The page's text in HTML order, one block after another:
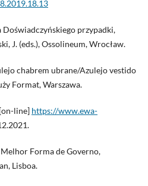
Doświadczyńskiego przypadki,
J. (eds.), Ossolineum, Wrocław.
chabrem ubrane/Azulejo vestido
Format, Warszawa.
line] https://www.ewa-
Forma de Governo,
Lisboa.